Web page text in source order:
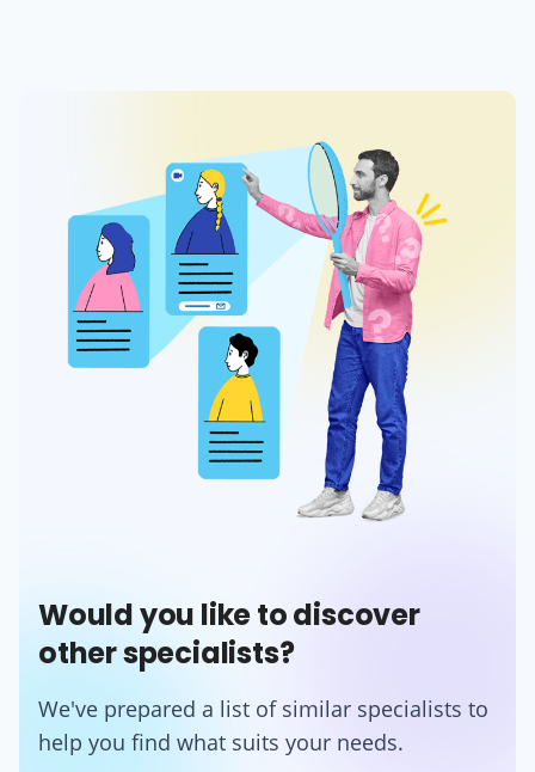
Would you like to discover
other specialists?
We've prepared a list of similar specialists to
help you find what suits your needs.